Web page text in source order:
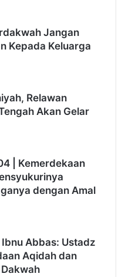
Jangan
Kepada Keluarga
Relawan
Akan Gelar
| Kemerdekaan
dengan Amal
Abbas: Ustadz
Aqidah dan